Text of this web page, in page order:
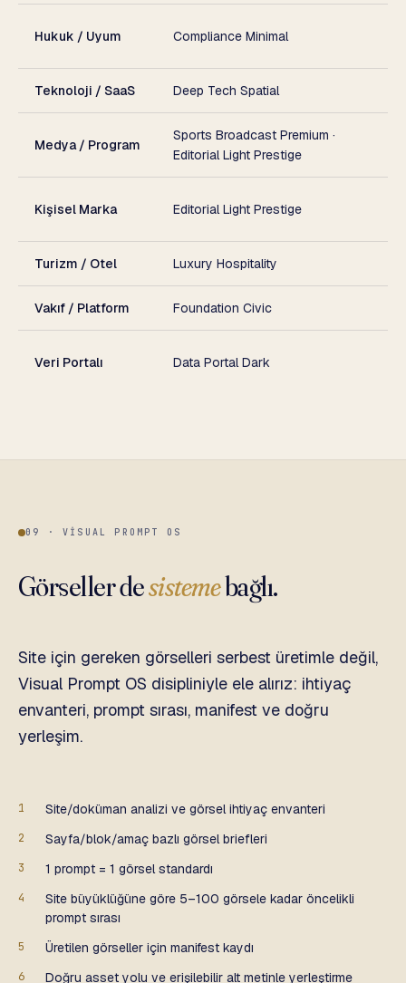
Hukuk / Uyum Compliance Minimal
Teknoloji / SaaS Deep Tech Spatial
Medya / Program
Sports Broadcast Premium ·
Editorial Light Prestige
Kişisel Marka Editorial Light Prestige
Turizm / Otel Luxury Hospitality
Vakıf / Platform Foundation Civic
Veri Portalı Data Portal Dark
09 · VISUAL PROMPT OS
Görseller desistemebağlı.
Site için gereken görselleri serbest üretimle değil,
Visual Prompt OS disipliniyle ele alırız: ihtiyaç
envanteri, prompt sırası, manifest ve doğru
yerleşim.
1 Site/doküman analizi ve görsel ihtiyaç envanteri
2 Sayfa/blok/amaç bazlı görsel briefleri
3 1 prompt = 1 görsel standardı
4
Site büyüklüğüne göre 5–100 görsele kadar öncelikli
prompt sırası
5 Üretilen görseller için manifest kaydı
6 Doğru asset yolu ve erişilebilir alt metinle yerleştirme